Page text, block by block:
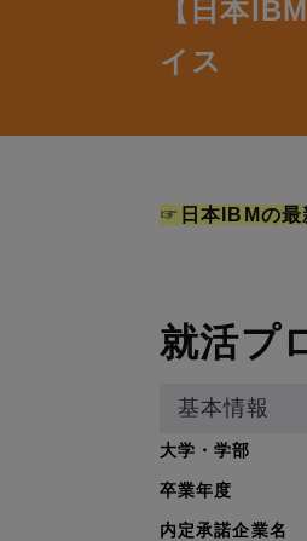
【日本
イス
☞ 日本IBMの
就活プ
基本情報
大学・学部
卒業年度
内定承諾企業名